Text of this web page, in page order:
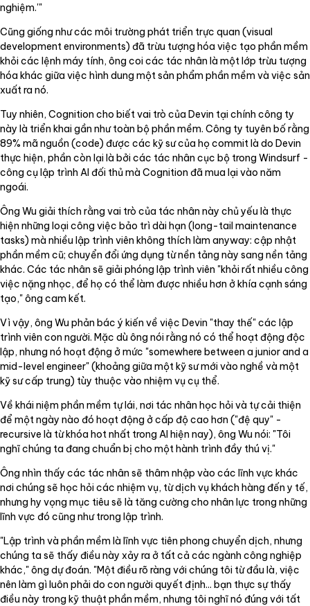
nghiệm.'"
Cũng giống như các môi trường phát triển trực quan (visual
development environments) đã trừu tượng hóa việc tạo phần mềm
khỏi các lệnh máy tính, ông coi các tác nhân là một lớp trừu tượng
hóa khác giữa việc hình dung một sản phẩm phần mềm và việc sản
xuất ra nó.
Tuy nhiên, Cognition cho biết vai trò của Devin tại chính công ty
này là triển khai gần như toàn bộ phần mềm. Công ty tuyên bố rằng
89% mã nguồn (code) được các kỹ sư của họ commit là do Devin
thực hiện, phần còn lại là bởi các tác nhân cục bộ trong Windsurf -
công cụ lập trình AI đối thủ mà Cognition đã mua lại vào năm
ngoái.
Ông Wu giải thích rằng vai trò của tác nhân này chủ yếu là thực
hiện những loại công việc bảo trì dài hạn (long-tail maintenance
tasks) mà nhiều lập trình viên không thích làm anyway: cập nhật
phần mềm cũ; chuyển đổi ứng dụng từ nền tảng này sang nền tảng
khác. Các tác nhân sẽ giải phóng lập trình viên "khỏi rất nhiều công
việc nặng nhọc, để họ có thể làm được nhiều hơn ở khía cạnh sáng
tạo," ông cam kết.
Vì vậy, ông Wu phản bác ý kiến về việc Devin "thay thế" các lập
trình viên con người. Mặc dù ông nói rằng nó có thể hoạt động độc
lập, nhưng nó hoạt động ở mức "somewhere between a junior and a
mid-level engineer" (khoảng giữa một kỹ sư mới vào nghề và một
kỹ sư cấp trung) tùy thuộc vào nhiệm vụ cụ thể.
Về khái niệm phần mềm tự lái, nơi tác nhân học hỏi và tự cải thiện
để một ngày nào đó hoạt động ở cấp độ cao hơn ("đệ quy" -
recursive là từ khóa hot nhất trong AI hiện nay), ông Wu nói: "Tôi
nghĩ chúng ta đang chuẩn bị cho một hành trình đầy thú vị."
Ông nhìn thấy các tác nhân sẽ thâm nhập vào các lĩnh vực khác
nơi chúng sẽ học hỏi các nhiệm vụ, từ dịch vụ khách hàng đến y tế,
nhưng hy vọng mục tiêu sẽ là tăng cường cho nhân lực trong những
lĩnh vực đó cũng như trong lập trình.
"Lập trình và phần mềm là lĩnh vực tiên phong chuyển dịch, nhưng
chúng ta sẽ thấy điều này xảy ra ở tất cả các ngành công nghiệp
khác," ông dự đoán. "Một điều rõ ràng với chúng tôi từ đầu là, việc
nên làm gì luôn phải do con người quyết định... bạn thực sự thấy
điều này trong kỹ thuật phần mềm, nhưng tôi nghĩ nó đúng với tất